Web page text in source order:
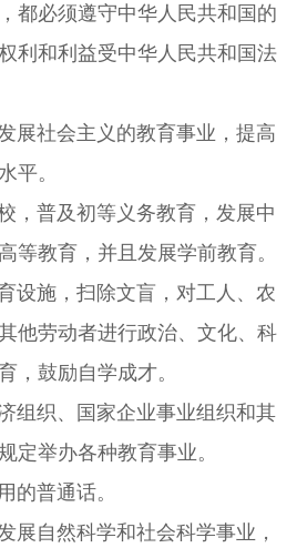
都必须遵守中华人民共和国的
利和利益受中华人民共和国法
社会主义的教育事业，提高
平。
普及初等义务教育，发展中
等教育，并且发展学前教育。
施，扫除文盲，对工人、农
他劳动者进行政治、文化、科
，鼓励自学成才。
织、国家企业事业组织和其
定举办各种教育事业。
普通话。
自然科学和社会科学事业，